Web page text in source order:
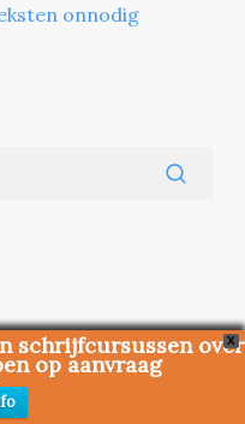
onnodig
X
schrijfcursussen over
op aanvraag